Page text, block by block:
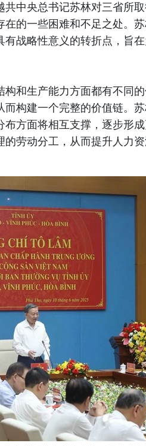
中央总书记苏林对三省所
在的一些困难和不足之处。
有战略性意义的转折点，旨
和生产能力方面都有不同
构建一个完整的价值链。
布方面将相互支撑，逐步形
劳动分工，从而提升人力